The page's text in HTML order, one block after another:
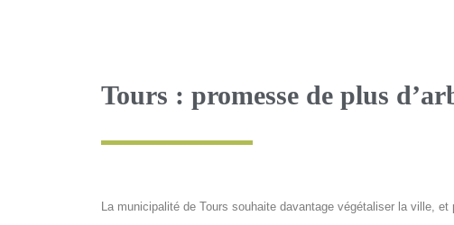
Tours : promesse de plus
La municipalité de Tours souhaite davantage végétaliser la ville,